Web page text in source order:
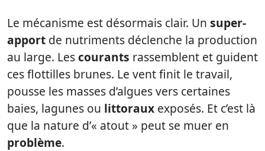
Le mécanisme est désormais clair. Un super-
apport de nutriments déclenche la production
au large. Lescourants rassemblent et guident
ces flottilles brunes. Le vent finit le travail,
pousse les masses d’algues vers certaines
baies, lagunes ou littoraux exposés. Et c’est là
que la nature d’« atout » peut se muer en
problème.